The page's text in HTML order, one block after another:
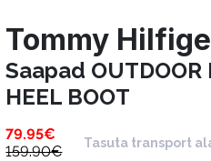
Tommy
Saapad OUTDOOR
HEEL BOOT
79.95€
159.90€
Tasuta transport